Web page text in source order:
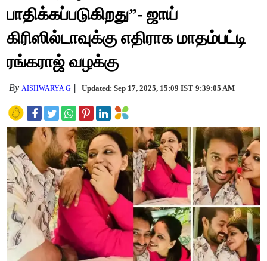
பாதிக்கப்படுகிறது”- ஜாய்
கிரிஸில்டாவுக்கு எதிராக மாதம்பட்டி
ரங்கராஜ் வழக்கு
By AISHWARYA G Updated: Sep 17, 2025, 15:09 IST 9:39:05 AM